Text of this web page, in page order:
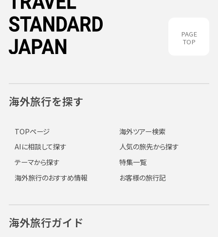
PAGE
TOP
海外旅行を探す
TOPページ
海外ツアー検索
AIに相談して探す
人気の旅先から探す
テーマから探す
特集一覧
海外旅行のおすすめ情報
お客様の旅行記
海外旅行ガイド